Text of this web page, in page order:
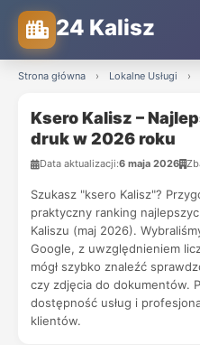
24 Kalisz
Strona główna › Lokalne Usługi ›
Ksero Kalisz –
druk w 2026 roku
Data aktualizacji:6 maja 2026
Szukasz "ksero Kalisz"?
praktyczny ranking
Kaliszu (maj 2026).
Google, z uwzględnieniem
mógł szybko znaleźć
czy zdjęcia do dokumentów.
dostępność usług i
klientów.